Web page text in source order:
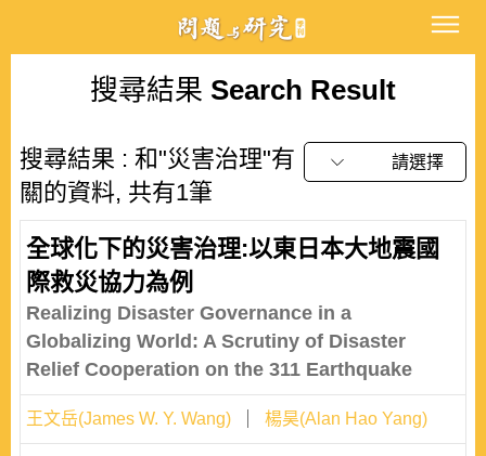
搜尋結果 Search Result
搜尋結果 : 和"災害治理"有
關的資料, 共有1筆
請選擇
全球化下的災害治理:以東日本大地震國
際救災協力為例
Realizing Disaster Governance in a
Globalizing World: A Scrutiny of Disaster
Relief Cooperation on the 311 Earthquake
王文岳(James W. Y. Wang) 楊昊(Alan Hao Yang)